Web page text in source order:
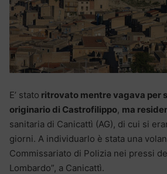
E’ stato ritrovato mentre vagava per
originario di Castrofilippo, ma
sanitaria di Canicattì (AG), di cui si
giorni. A individuarlo è stata una
Commissariato di Polizia nei pressi
Lombardo”, a Canicattì.